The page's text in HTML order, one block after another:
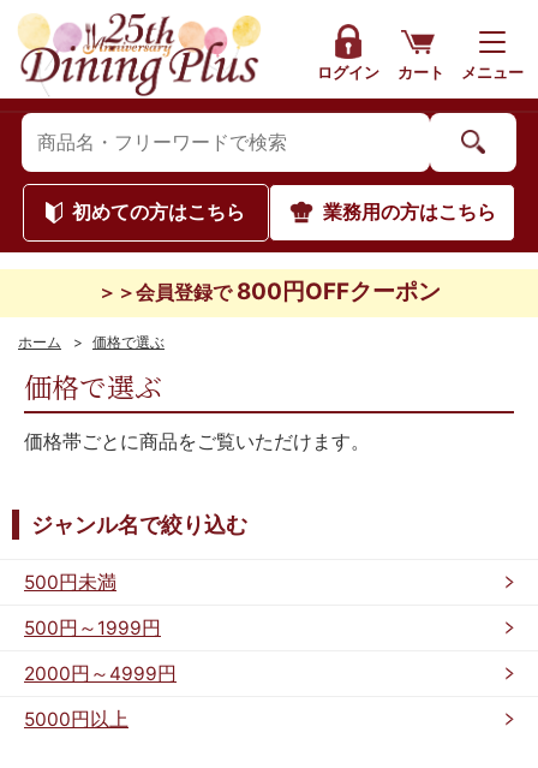
ログイン カート メニュー
初めての方はこちら 業務用の方はこちら
＞＞会員登録で 800円OFFクーポン
ホーム > 価格で選ぶ
価格で選ぶ
価格帯ごとに商品をご覧いただけます。
ジャンル名で絞り込む
500円未満
500円～1999円
2000円～4999円
5000円以上